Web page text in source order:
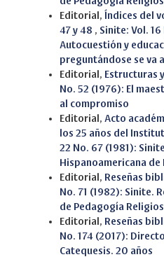
Editorial, Índices del
47 y 48 , Sinite: Vol.
Autocuestión y
preguntándose se va
Editorial, Estructuras
No. 52 (1976): El
al compromiso
Editorial, Acto
los 25 años del
22 No. 67 (1981):
Hispanoamericana
Editorial, Reseñas
No. 71 (1982): Sinite.
de Pedagogía
Editorial, Reseñas
No. 174 (2017):
Catequesis. 20 años